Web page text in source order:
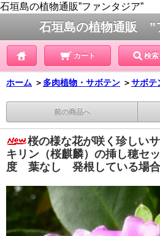
石垣島の植物通販”ファンタジア”
石垣島の植物通販 ”
カート 検索
ホーム ＞ 多肉植物・サボテン ＞サボテ
前の商品へ
桜の様な花が咲く珍しい
キリン（桜麒麟）の挿し穂セ
度 葉なし 発根している場合